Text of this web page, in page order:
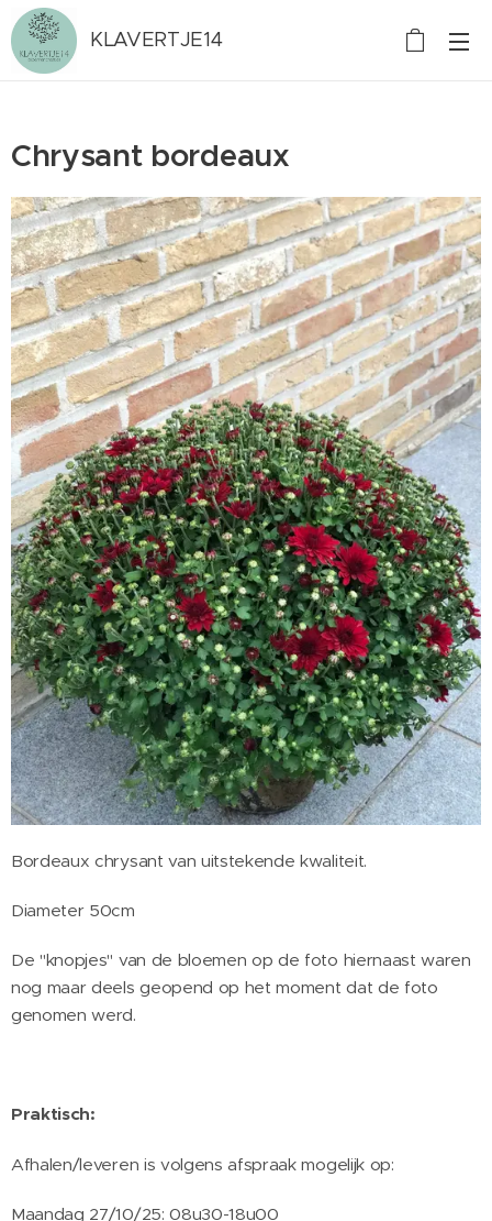
KLAVERTJE14
Chrysant bordeaux
Bordeaux chrysant van uitstekende kwaliteit.
Diameter 50cm
De "knopjes" van de bloemen op de foto hiernaast waren
nog maar deels geopend op het moment dat de foto
genomen werd.
Praktisch:
Afhalen/leveren is volgens afspraak mogelijk op:
Maandag 27/10/25: 08u30-18u00